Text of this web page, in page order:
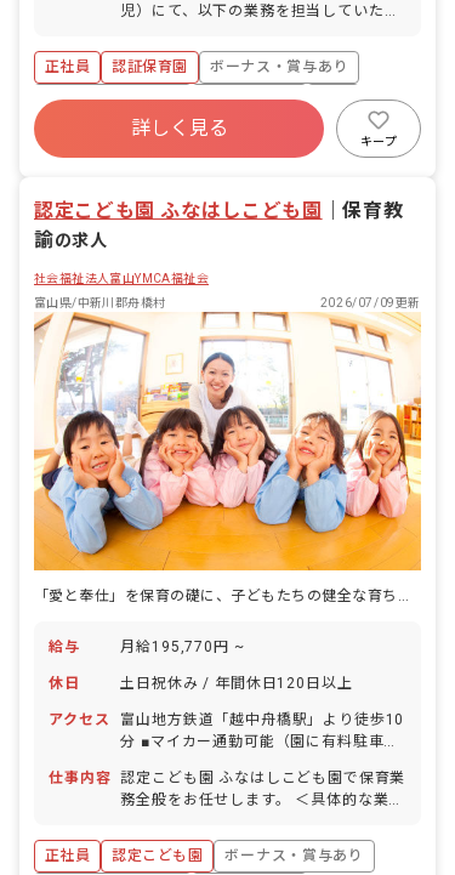
児）にて、以下の業務を担当していただ
む保育業務 ・子育て支援
正社員 認証保育園
ボーナス・賞与あり
年間休日120日以上
社会保険完備
残業少なめ
昇給昇進あり
詳しく見る
キープ
認定こども園 ふなはしこども園 ｜保育教
諭の求人
社会福祉法人富山YMCA福祉会
富山県/中新川郡舟橋村
2026/07/09更新
給与 月給195,770円 ~
休日 土日祝休み / 年間休日120日以上
アクセス
富山地方鉄道「越中舟橋駅」より徒歩10
分 ■マイカー通勤可能（園に有料駐車場
仕事内容 認定こども園 ふなはしこども園で保育業
務全般をお任せします。 ＜具体的な業務
成 クラス通信作成 外遊び 園外へのお散
歩
正社員 認定こども園
ボーナス・賞与あり